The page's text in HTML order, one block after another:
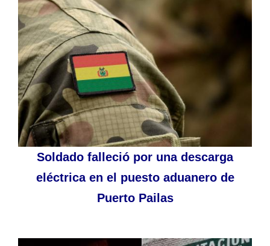
Soldado falleció por una descarga
eléctrica en el puesto aduanero de
Puerto Pailas